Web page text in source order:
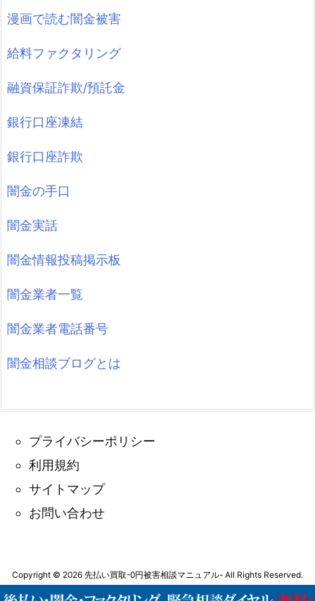
漫画で読む闇金被害
給料ファクタリング
融資保証詐欺/預託金
銀行口座凍結
銀行口座詐欺
闇金の手口
闇金実話
闇金情報投稿掲示板
闇金業者一覧
闇金業者電話番号
闇金相談ブログとは
プライバシーポリシー
利用規約
サイトマップ
お問い合わせ
Copyright © 2026 先払い買取-0円被害相談マニュアル- All Rights Reserved.
WordPress Luxeritas Theme is provided by "Thought is free ".